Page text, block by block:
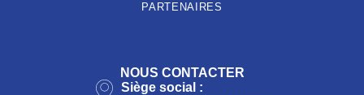
PARTENAIRES
NOUS CONTACTER
Siège social :